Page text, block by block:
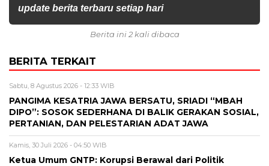
update berita terbaru setiap hari
Berita ini 2 kali dibaca
BERITA TERKAIT
Sabtu, 8 Agustus 2026 - 12:33 WIB
PANGIMA KESATRIA JAWA BERSATU, SRIADI “MBAH
DIPO”: SOSOK SEDERHANA DI BALIK GERAKAN SOSIAL,
PERTANIAN, DAN PELESTARIAN ADAT JAWA
Kamis, 30 Juli 2026 - 04:50 WIB
Ketua Umum GNTP: Korupsi Berawal dari Politik